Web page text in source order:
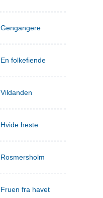
Gengangere
En folkefiende
Vildanden
Hvide heste
Rosmersholm
Fruen fra havet